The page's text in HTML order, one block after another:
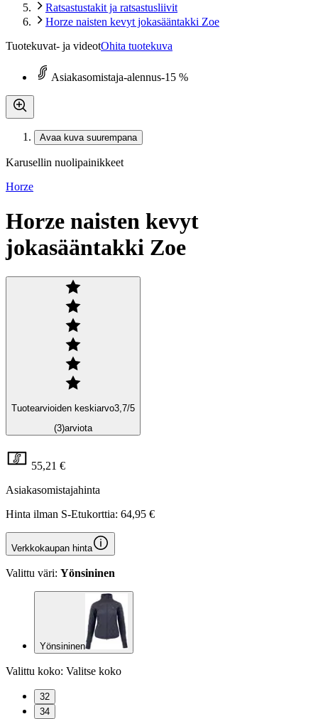
Ratsastustakit ja ratsastusliivit
Horze naisten kevyt jokasääntakki Zoe
Tuotekuvat- ja videotOhita tuotekuva
Asiakasomistaja-alennus-15 %
Avaa kuva suurempana
Karusellin nuolipainikkeet
Horze
Horze naisten kevyt
jokasääntakki Zoe
Tuotearvioiden keskiarvo3,7/5
(3)arviota
55,21 €
Asiakasomistajahinta
Hinta ilman S-Etukorttia: 64,95 €
Verkkokaupan hinta
Valittu väri: Yönsininen
Yönsininen
Valittu koko: Valitse koko
32
34